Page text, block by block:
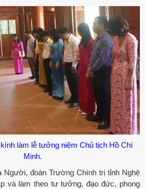
làm lễ tưởng niệm Chủ tịch Hồ Chí
Minh.
đoàn Trường Chính trị tỉnh Nghệ
và làm theo tư tưởng, đạo đức, phong